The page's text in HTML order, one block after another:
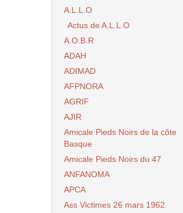
A.L.L.O
Actus de A.L.L.O
A.O.B.R
ADAH
ADIMAD
AFPNORA
AGRIF
AJIR
Amicale Pieds Noirs de la côte
Basque
Amicale Pieds Noirs du 47
ANFANOMA
APCA
Ass Victimes 26 mars 1962